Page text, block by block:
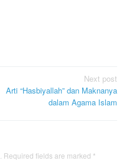
Next post
Arti “Hasbiyallah” dan Maknanya
dalam Agama Islam
Required fields are marked *